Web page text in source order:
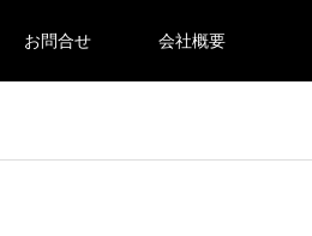
お問合せ 会社概要